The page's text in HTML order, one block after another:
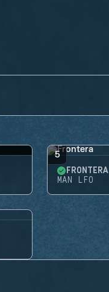
5
FRONTERA
MAN LFO